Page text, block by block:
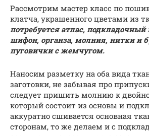
Рассмотрим мастер класс по
клатча, украшенного цветами из
потребуется атлас, подкладочный
шифон, органза, молния, нитки и
пуговички с жемчугом.
Наносим разметку на оба вида
заготовки, не забывая про
следует пришить молнию к
который состоит из основы и
аккуратно сшивается основная
сторонам, то же делаем и с